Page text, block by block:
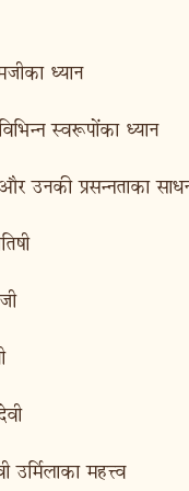
ध्यान
स्वरूपोंका ध्यान
उनकी प्रसन्नताका
उर्मिलाका महत्त्व